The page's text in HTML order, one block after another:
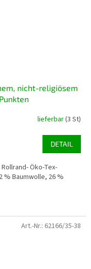
nicht-religiösem
lieferbar(3 St)
DETAIL
Öko-Tex-
Baumwolle, 26 %
Art.-Nr.: 62166/35-38